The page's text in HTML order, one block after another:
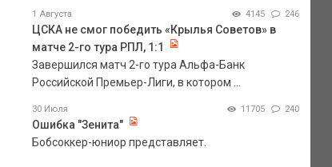
1 Августа 4145 246
ЦСКА не смог победить «Крылья Советов» в
матче 2-го тура РПЛ, 1:1
Завершился матч 2-го тура Альфа-Банк
Российской Премьер-Лиги, в котором ...
30 Июля 11705 240
Ошибка "Зенита"
Бобсоккер-юниор представляет.